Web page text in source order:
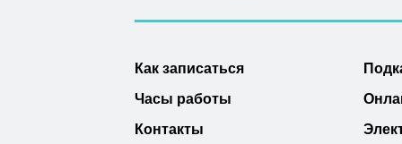
Как записаться
Часы работы
Контакты